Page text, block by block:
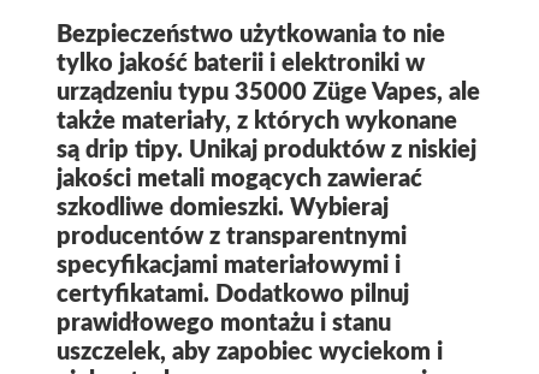
Bezpieczeństwo użytkowania to nie
tylko jakość baterii i elektroniki w
urządzeniu typu 35000 Züge Vapes, ale
także materiały, z których wykonane
są drip tipy. Unikaj produktów z niskiej
jakości metali mogących zawierać
szkodliwe domieszki. Wybieraj
producentów z transparentnymi
specyfikacjami materiałowymi i
certyfikatami. Dodatkowo pilnuj
prawidłowego montażu i stanu
uszczelek, aby zapobiec wyciekom i